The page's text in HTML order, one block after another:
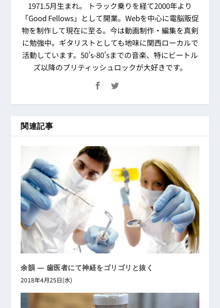
1971.5月生まれ。 トラック乗りを経て2000年より
「Good Fellows」として開業。Webを中心に電脳販促
物を制作して現在に至る。今は動画制作・編集を真剣
に勉強中。ギタリストとしても地味に関西ローカルで
活動しています。50's-80'sまでの音楽、特にビートル
ズ以降のブリティッシュロックが大好きです。
関連記事
余韻 ― 歯医者にて神経をゴリゴリと抜く
2018年4月25日(水)